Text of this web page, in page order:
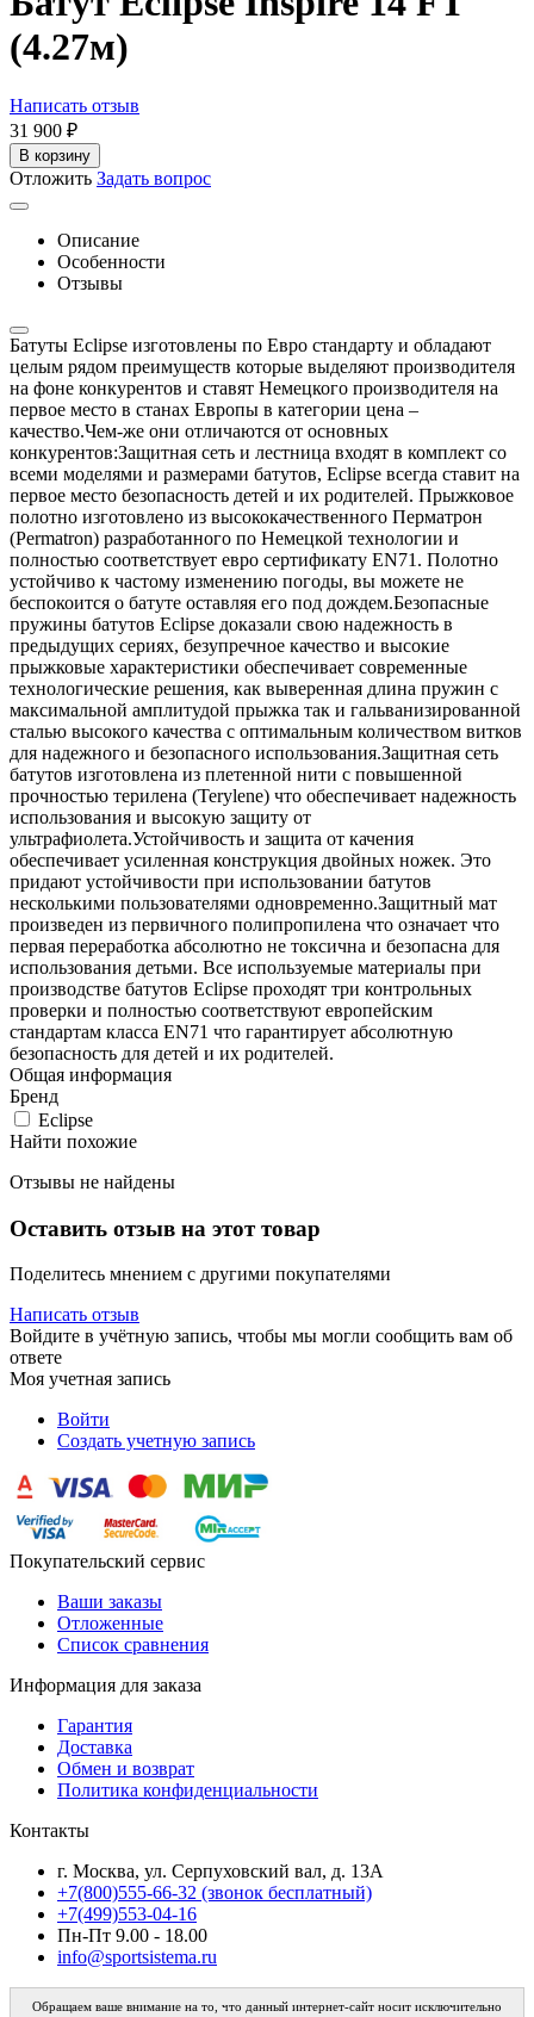
(4.27м)
Написать отзыв
31 900 ₽
В корзину
Отложить Задать вопрос
Описание
Особенности
Отзывы
Батуты Eclipse изготовлены по Евро стандарту и обладают
целым рядом преимуществ которые выделяют производителя
на фоне конкурентов и ставят Немецкого производителя на
первое место в станах Европы в категории цена –
качество.Чем-же они отличаются от основных
конкурентов:Защитная сеть и лестница входят в комплект со
всеми моделями и размерами батутов, Eclipse всегда ставит на
первое место безопасность детей и их родителей. Прыжковое
полотно изготовлено из высококачественного Перматрон
(Permatron) разработанного по Немецкой технологии и
полностью соответствует евро сертификату EN71. Полотно
устойчиво к частому изменению погоды, вы можете не
беспокоится о батуте оставляя его под дождем.Безопасные
пружины батутов Eclipse доказали свою надежность в
предыдущих сериях, безупречное качество и высокие
прыжковые характеристики обеспечивает современные
технологические решения, как выверенная длина пружин с
максимальной амплитудой прыжка так и гальванизированной
сталью высокого качества с оптимальным количеством витков
для надежного и безопасного использования.Защитная сеть
батутов изготовлена из плетенной нити с повышенной
прочностью терилена (Terylene) что обеспечивает надежность
использования и высокую защиту от
ультрафиолета.Устойчивость и защита от качения
обеспечивает усиленная конструкция двойных ножек. Это
придают устойчивости при использовании батутов
несколькими пользователями одновременно.Защитный мат
произведен из первичного полипропилена что означает что
первая переработка абсолютно не токсична и безопасна для
использования детьми. Все используемые материалы при
производстве батутов Eclipse проходят три контрольных
проверки и полностью соответствуют европейским
стандартам класса EN71 что гарантирует абсолютную
безопасность для детей и их родителей.
Общая информация
Бренд
Eclipse
Найти похожие
Отзывы не найдены
Оставить отзыв на этот товар
Поделитесь мнением с другими покупателями
Написать отзыв
Войдите в учётную запись, чтобы мы могли сообщить вам об
ответе
Моя учетная запись
Войти
Создать учетную запись
Покупательский сервис
Ваши заказы
Отложенные
Список сравнения
Информация для заказа
Гарантия
Доставка
Обмен и возврат
Политика конфиденциальности
Контакты
г. Москва, ул. Серпуховский вал, д. 13А
+7(800)555-66-32 (звонок бесплатный)
+7(499)553-04-16
Пн-Пт 9.00 - 18.00
info@sportsistema.ru
Обращаем ваше внимание на то, что данный интернет-сайт носит исключительно